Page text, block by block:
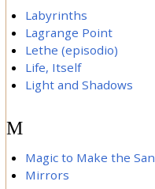
Labyrinths
Lagrange Point
Lethe (episodio)
Life, Itself
Light and Shadows
M
Magic to Make the
Mirrors